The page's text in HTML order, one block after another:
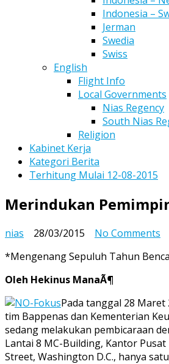
Indonesia –
Jerman
Swedia
Swiss
English
Flight Info
Local Governments
Nias Regency
South Nias
Religion
Kabinet Kerja
Kategori Berita
Terhitung Mulai 12-08-2015
Merindukan
nias 28/03/2015 No Comments
*Mengenang Sepuluh Tahun
Oleh Hekinus ManaÃ¶
Pada tanggal 28 Maret
tim Bappenas dan Kementerian
sedang melakukan pembicaraan
Lantai 8 MC-Building, Kantor Pusat
Street, Washington D.C., hanya